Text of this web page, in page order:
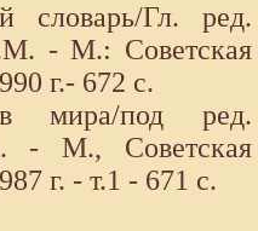
словарь/Гл. ред.
- М.: Советская
г.- 672 с.
мира/под ред.
- М., Советская
г. - т.1 - 671 с.